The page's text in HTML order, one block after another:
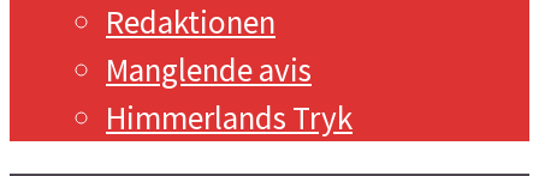
Redaktionen
Manglende avis
Himmerlands Tryk